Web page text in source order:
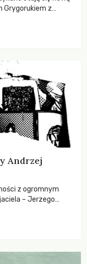
Grygorukiem z
Andrzej
z ogromnym
– Jerzego